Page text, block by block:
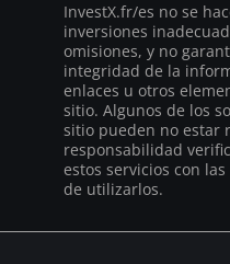
InvestX.fr/es no se
inversiones
omisiones, y no
integridad de la
enlaces u otros
sitio. Algunos de los
sitio pueden no estar
responsabilidad
estos servicios con
de utilizarlos.